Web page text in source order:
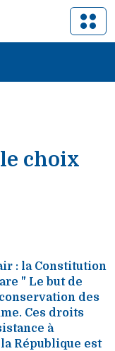
choix
: la Constitution
" Le but de
des
Ces droits
à
République est